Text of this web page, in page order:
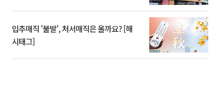
입추매직 '불발', 처서매직은 올까요? [해
시태그]